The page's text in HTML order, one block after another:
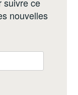
suivre ce
nouvelles